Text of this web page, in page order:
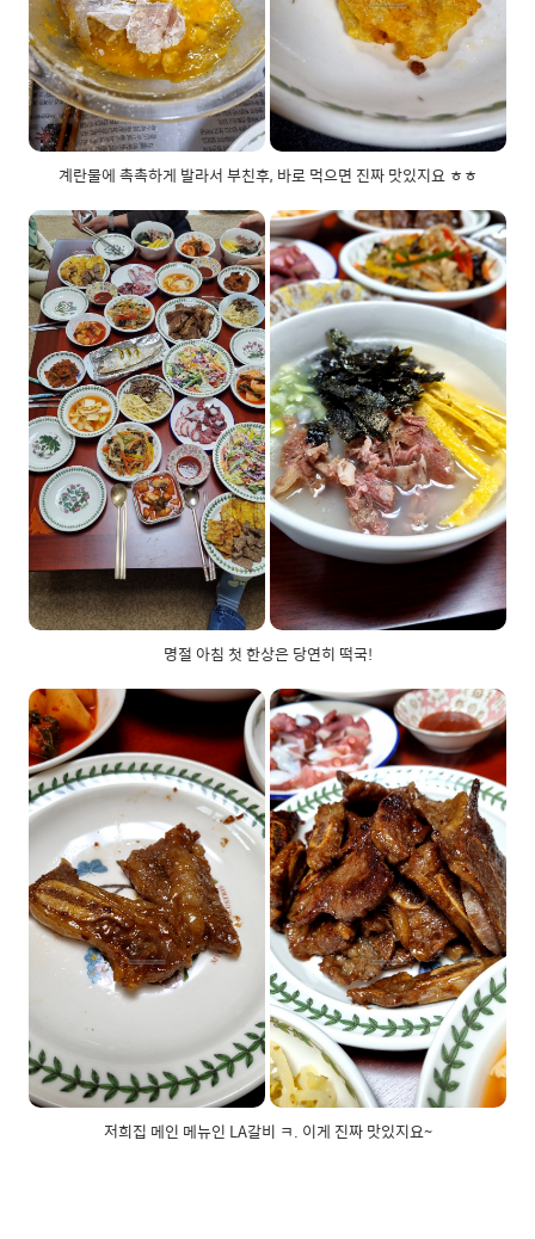
계란물에 촉촉하게 발라서 부친후, 바로 먹으면 진짜 맛있지요 ㅎㅎ
명절 아침 첫 한상은 당연히 떡국!
저희집 메인 메뉴인 LA갈비 ㅋ. 이게 진짜 맛있지요~